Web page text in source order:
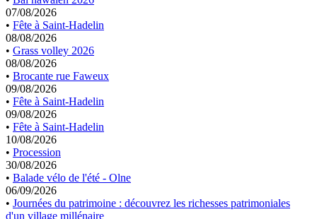
07/08/2026
• Fête à Saint-Hadelin
08/08/2026
• Grass volley 2026
08/08/2026
• Brocante rue Faweux
09/08/2026
• Fête à Saint-Hadelin
09/08/2026
• Fête à Saint-Hadelin
10/08/2026
• Procession
30/08/2026
• Balade vélo de l'été - Olne
06/09/2026
• Journées du patrimoine : découvrez les richesses patrimoniales
d'un village millénaire